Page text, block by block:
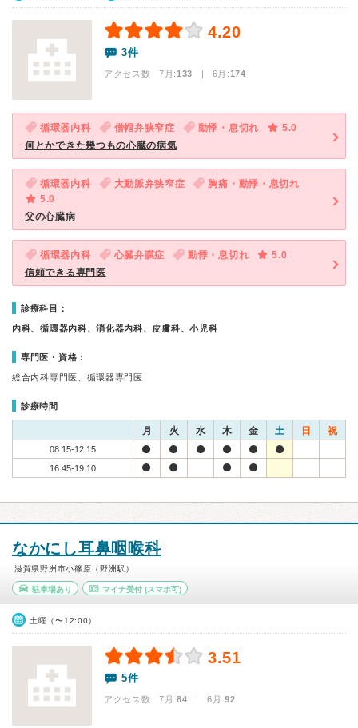
4.20
3件
アクセス数 7月:133 | 6月:174
循環器内科 僧帽弁狭窄症 動悸・息切れ
5.0
何とかできた幾つもの心臓の病気
循環器内科 大動脈弁狭窄症
胸痛・動悸・息切れ
5.0
父の心臓病
循環器内科 心臓弁膜症 動悸・息切れ
5.0
信頼できる専門医
診療科目：
内科、循環器内科、消化器内科、皮膚科、小児科
専門医・資格：
総合内科専門医、循環器専門医
診療時間
月 火 水 木 金 土 日 祝
08:15-12:15
16:45-19:10
なかにし耳鼻咽喉科
滋賀県野洲市小篠原（野洲駅）
駐車場あり マイナ受付(スマホ可)
土曜（〜12:00）
3.51
5件
アクセス数 7月:84 | 6月:92